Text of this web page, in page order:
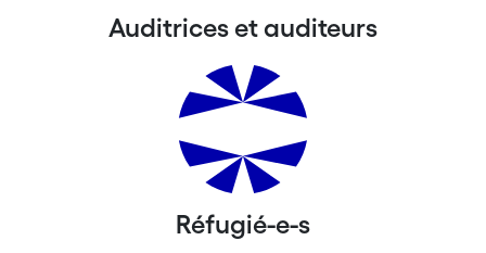
Auditrices et auditeurs
Réfugié-e-s